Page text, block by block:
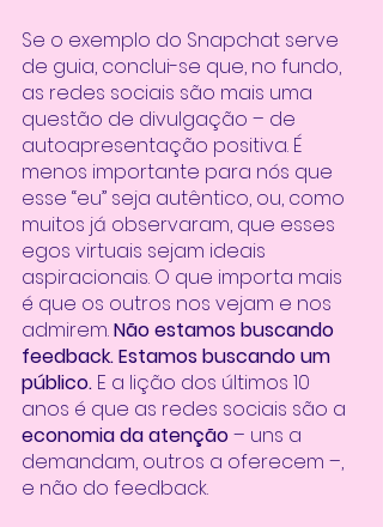
Se o exemplo do Snapchat serve
de guia, conclui-se que, no fundo,
as redes sociais são mais uma
questão de divulgação – de
autoapresentação positiva. É
menos importante para nós que
esse “eu” seja autêntico, ou, como
muitos já observaram, que esses
egos virtuais sejam ideais
aspiracionais. O que importa mais
é que os outros nos vejam e nos
admirem. Não estamos buscando
feedback. Estamos buscando um
público. E a lição dos últimos 10
anos é que as redes sociais são a
economia da atenção – uns a
demandam, outros a oferecem –,
e não do feedback.